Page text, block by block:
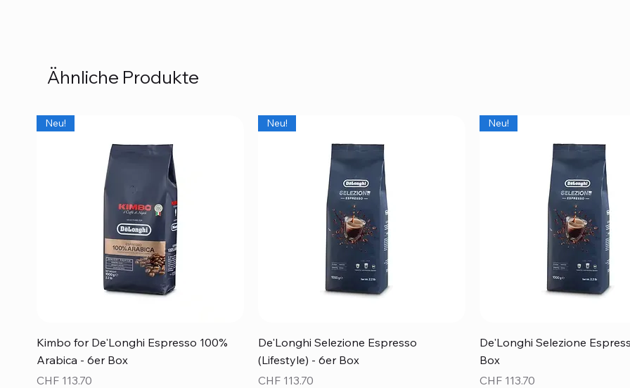
Ähnliche Produkte
Schnellansicht
Neu!
Kimbo for De'Longhi Espresso 100%
Arabica - 6er Box
Preis
CHF 113.70
Schnellansicht
Neu!
De'Longhi Selezione Espresso
(Lifestyle) - 6er Box
Preis
CHF 113.70
Schnellansicht
Neu!
De'Longhi Selezione
Box
Preis
CHF 113.70